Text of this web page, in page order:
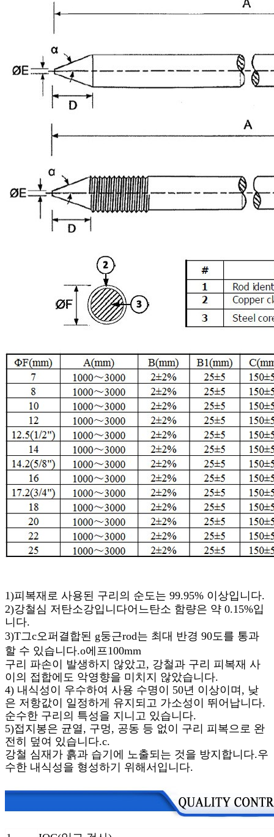
1)피복재로 사용된 구리의 순도는 99.95% 이상입니다.
2)강철심 저탄소강입니다어느탄소 함량은 약 0.15%입
니다.
3)T그c오퍼 결합된 g둥근rod는 최대 반경 90도를 통과
할 수 있습니다.o에프100mm
구리 파손이 발생하지 않았고, 강철과 구리 피복재 사
이의 접합에도 악영향을 미치지 않았습니다.
4) 내식성이 우수하여 사용 수명이 50년 이상이며, 낮
은 저항값이 일정하게 유지되고 가소성이 뛰어납니다.
순수한 구리의 특성을 지니고 있습니다.
5)접지봉은 균열, 구멍, 공동 등 없이 구리 피복으로 완
전히 덮여 있습니다.c.
강철 심재가 흙과 습기에 노출되는 것을 방지합니다.우
수한 내식성을 형성하기 위해서입니다.